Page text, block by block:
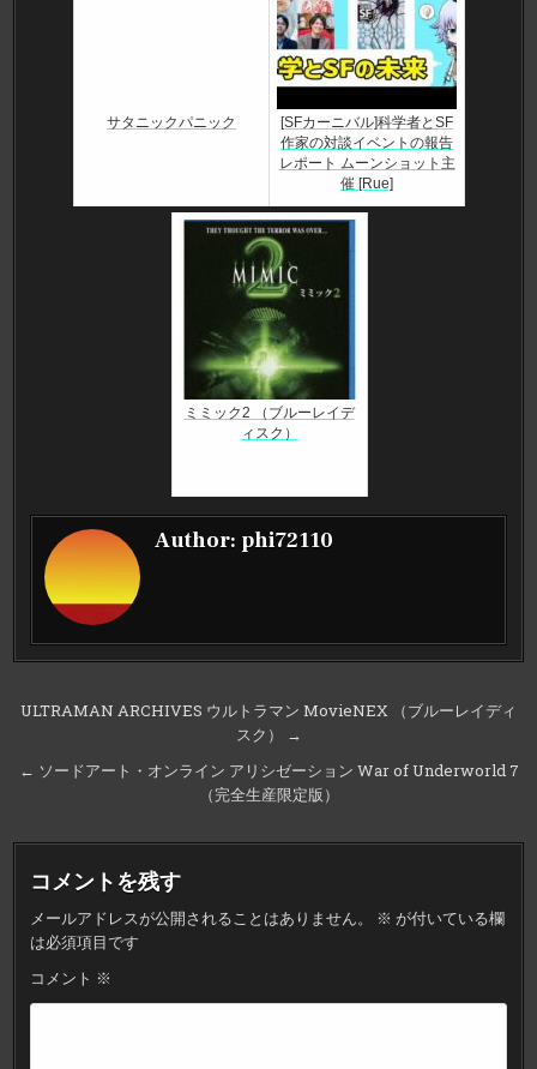
サタニックパニック
[SFカーニバル]科学者とSF
作家の対談イベントの報告
レポート ムーンショット主
催 [Rue]
ミミック2 （ブルーレイデ
ィスク）
Author: phi72110
投
ナ
ゲ
ー
シ
ョ
ン
ULTRAMAN ARCHIVES ウルトラマン MovieNEX （ブルーレイディ
スク） →
← ソードアート・オンライン アリシゼーション War of Underworld 7
（完全生産限定版）
コメントを残す
メールアドレスが公開されることはありません。 ※ が付いている欄
は必須項目です
コメント ※